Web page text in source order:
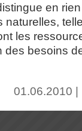
en
naturelles,
les
des besoins
01.06.2010